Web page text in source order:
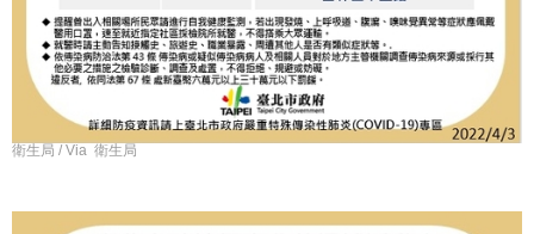
衛生局 / Via 衛生局